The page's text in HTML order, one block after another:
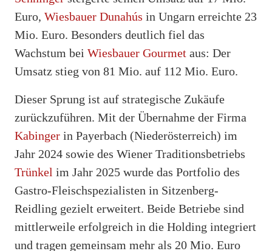
Euro, Wiesbauer Dunahús in Ungarn erreichte 23
Mio. Euro. Besonders deutlich fiel das
Wachstum bei Wiesbauer Gourmet aus: Der
Umsatz stieg von 81 Mio. auf 112 Mio. Euro.
Dieser Sprung ist auf strategische Zukäufe
zurückzuführen. Mit der Übernahme der Firma
Kabinger in Payerbach (Niederösterreich) im
Jahr 2024 sowie des Wiener Traditionsbetriebs
Trünkel im Jahr 2025 wurde das Portfolio des
Gastro-Fleischspezialisten in Sitzenberg-
Reidling gezielt erweitert. Beide Betriebe sind
mittlerweile erfolgreich in die Holding integriert
und tragen gemeinsam mehr als 20 Mio. Euro